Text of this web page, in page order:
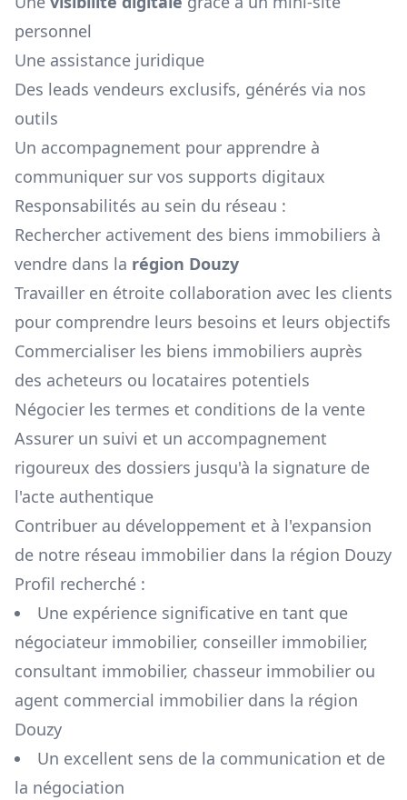
personnel
Une assistance juridique
Des leads vendeurs exclusifs, générés via nos
outils
Un accompagnement pour apprendre à
communiquer sur vos supports digitaux
Responsabilités au sein du réseau :
Rechercher activement des biens immobiliers à
vendre dans la région Douzy
Travailler en étroite collaboration avec les clients
pour comprendre leurs besoins et leurs objectifs
Commercialiser les biens immobiliers auprès
des acheteurs ou locataires potentiels
Négocier les termes et conditions de la vente
Assurer un suivi et un accompagnement
rigoureux des dossiers jusqu'à la signature de
l'acte authentique
Contribuer au développement et à l'expansion
de notre réseau immobilier dans la région Douzy
Profil recherché :
Une expérience significative en tant que
négociateur immobilier, conseiller immobilier,
consultant immobilier, chasseur immobilier ou
agent commercial immobilier dans la région
Douzy
Un excellent sens de la communication et de
la négociation